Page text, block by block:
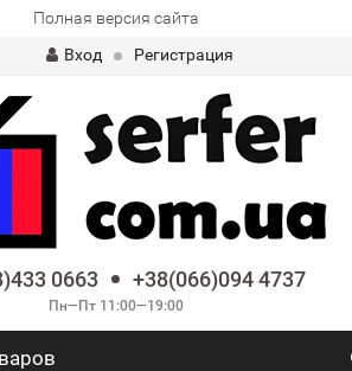
Полная версия сайта
Вход
Регистрация
0663 +38(066)094 4737
Пн—Пт 11:00—19:00